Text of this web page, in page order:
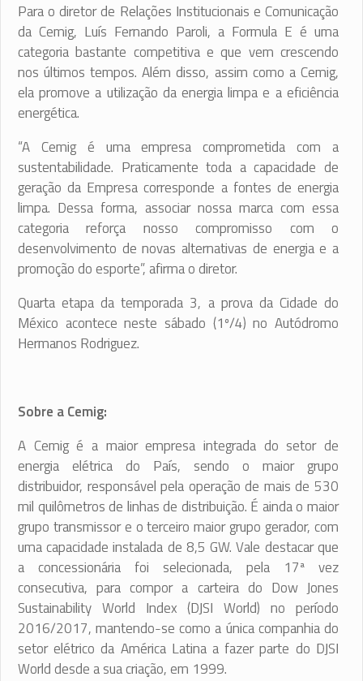
Para o diretor de Relações Institucionais e Comunicação
da Cemig, Luís Fernando Paroli, a Formula E é uma
categoria bastante competitiva e que vem crescendo
nos últimos tempos. Além disso, assim como a Cemig,
ela promove a utilização da energia limpa e a eficiência
energética.
“A Cemig é uma empresa comprometida com a
sustentabilidade. Praticamente toda a capacidade de
geração da Empresa corresponde a fontes de energia
limpa. Dessa forma, associar nossa marca com essa
categoria reforça nosso compromisso com o
desenvolvimento de novas alternativas de energia e a
promoção do esporte”, afirma o diretor.
Quarta etapa da temporada 3, a prova da Cidade do
México acontece neste sábado (1º/4) no Autódromo
Hermanos Rodriguez.
Sobre a Cemig:
A Cemig é a maior empresa integrada do setor de
energia elétrica do País, sendo o maior grupo
distribuidor, responsável pela operação de mais de 530
mil quilômetros de linhas de distribuição. É ainda o maior
grupo transmissor e o terceiro maior grupo gerador, com
uma capacidade instalada de 8,5 GW. Vale destacar que
a concessionária foi selecionada, pela 17ª vez
consecutiva, para compor a carteira do Dow Jones
Sustainability World Index (DJSI World) no período
2016/2017, mantendo-se como a única companhia do
setor elétrico da América Latina a fazer parte do DJSI
World desde a sua criação, em 1999.